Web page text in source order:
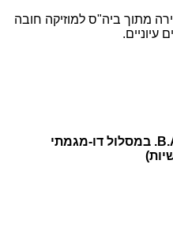
בחירה מתוך ביה"ס למוזיקה חובה
תוכנית הלימודים לתואר B.A. במסלול דו-מגמתי